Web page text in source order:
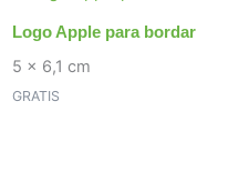
Logo Apple para bordar
5 x 6,1 cm
GRATIS